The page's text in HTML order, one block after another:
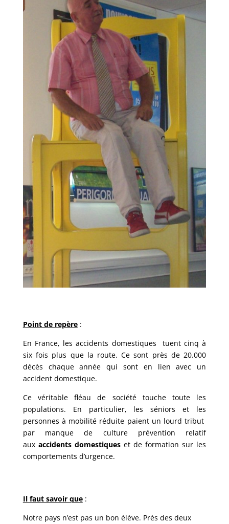
Point de repère:
En France, les accidents domestiques tuent cinq à
six fois plus que la route. Ce sont près de 20.000
décès chaque année qui sont en lien avec un
accident domestique.
Ce véritable fléau de société touche toute les
populations. En particulier, les séniors et les
personnes à mobilité réduite paient un lourd tribut
par manque de culture prévention relatif
aux accidents domestiques et de formation sur les
comportements d’urgence.
Il faut savoir que:
Notre pays n’est pas un bon élève. Près des deux